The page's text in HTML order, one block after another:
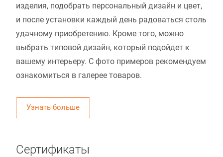
изделия, подобрать персональный дизайн и цвет,
и после установки каждый день радоваться столь
удачному приобретению. Кроме того, можно
выбрать типовой дизайн, который подойдет к
вашему интерьеру. С фото примеров рекомендуем
ознакомиться в галерее товаров.
Узнать больше
Сертификаты